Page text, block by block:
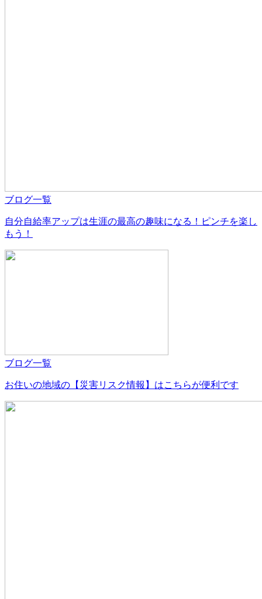
ブログ一覧
自分自給率アップは生涯の最高の趣味になる！ピンチを楽し
もう！
ブログ一覧
お住いの地域の【災害リスク情報】はこちらが便利です